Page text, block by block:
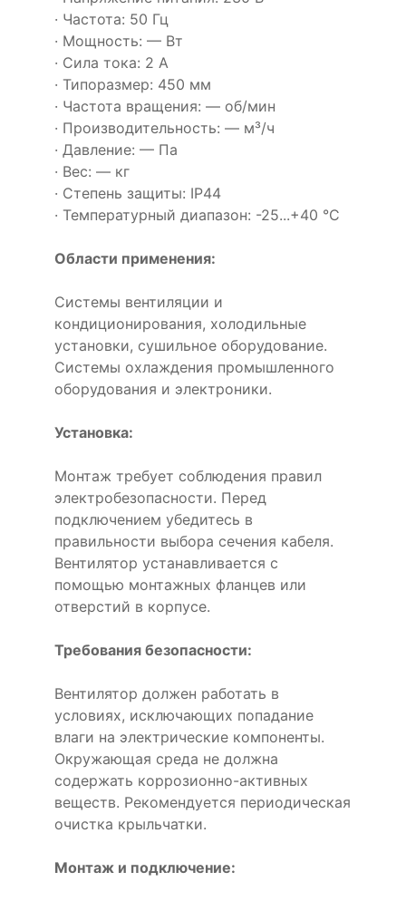
· Частота: 50 Гц
· Мощность: — Вт
· Сила тока: 2 А
· Типоразмер: 450 мм
· Частота вращения: — об/мин
· Производительность: — м³/ч
· Давление: — Па
· Вес: — кг
· Степень защиты: IP44
· Температурный диапазон: -25...+40 °C
Области применения:
Системы вентиляции и
кондиционирования, холодильные
установки, сушильное оборудование.
Системы охлаждения промышленного
оборудования и электроники.
Установка:
Монтаж требует соблюдения правил
электробезопасности. Перед
подключением убедитесь в
правильности выбора сечения кабеля.
Вентилятор устанавливается с
помощью монтажных фланцев или
отверстий в корпусе.
Требования безопасности:
Вентилятор должен работать в
условиях, исключающих попадание
влаги на электрические компоненты.
Окружающая среда не должна
содержать коррозионно-активных
веществ. Рекомендуется периодическая
очистка крыльчатки.
Монтаж и подключение: